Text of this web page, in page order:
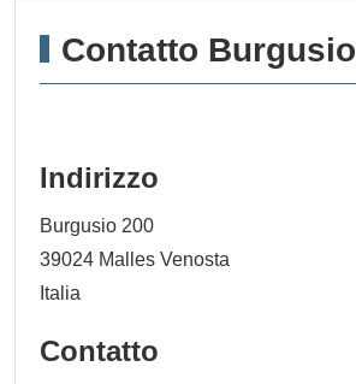
Contatto Burgusio
Indirizzo
Burgusio 200
39024 Malles Venosta
Italia
Contatto